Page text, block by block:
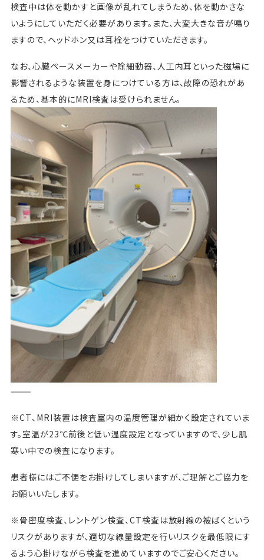
検査中は体を動かすと画像が乱れてしまうため、体を動かさな
いようにしていただく必要があります。また、大変大きな音が鳴り
ますので、ヘッドホン又は耳栓をつけていただきます。
なお、心臓ペースメーカーや除細動器、人工内耳といった磁場に
影響されるような装置を身につけている方は、故障の恐れがあ
るため、基本的にMRI検査は受けられません。
———
※CT、MRI装置は検査室内の温度管理が細かく設定されていま
す。室温が23℃前後と低い温度設定となっていますので、少し肌
寒い中での検査になります。
患者様にはご不便をお掛けしてしまいますが、ご理解とご協力を
お願いいたします。
※骨密度検査、レントゲン検査、CT検査は放射線の被ばくという
リスクがありますが、適切な線量設定を行いリスクを最低限にす
るよう心掛けながら検査を進めていますのでご安心ください。